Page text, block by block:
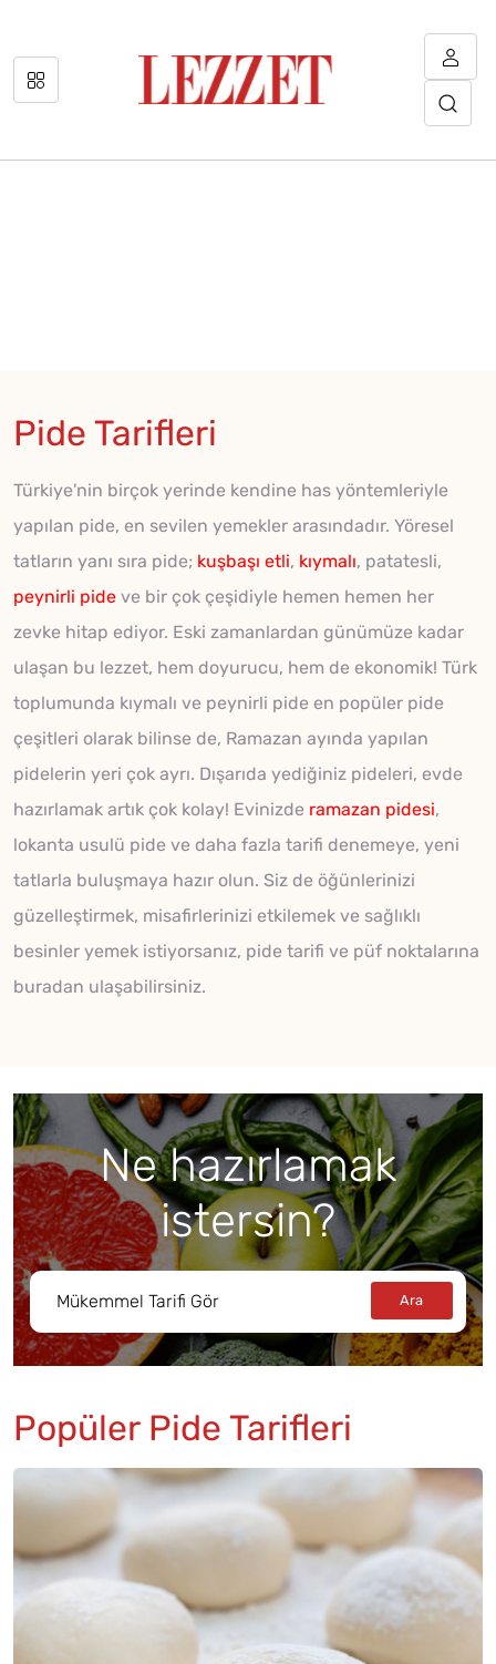
Pide Tarifleri
Türkiye'nin birçok yerinde kendine has yöntemleriyle
yapılan pide, en sevilen yemekler arasındadır. Yöresel
tatların yanı sıra pide; kuşbaşı etli, kıymalı, patatesli,
peynirli pide ve bir çok çeşidiyle hemen hemen her
zevke hitap ediyor. Eski zamanlardan günümüze kadar
ulaşan bu lezzet, hem doyurucu, hem de ekonomik! Türk
toplumunda kıymalı ve peynirli pide en popüler pide
çeşitleri olarak bilinse de, Ramazan ayında yapılan
pidelerin yeri çok ayrı. Dışarıda yediğiniz pideleri, evde
hazırlamak artık çok kolay! Evinizde ramazan pidesi,
lokanta usulü pide ve daha fazla tarifi denemeye, yeni
tatlarla buluşmaya hazır olun. Siz de öğünlerinizi
güzelleştirmek, misafirlerinizi etkilemek ve sağlıklı
besinler yemek istiyorsanız, pide tarifi ve püf noktalarına
buradan ulaşabilirsiniz.
Ne hazırlamak
istersin?
Popüler Pide Tarifleri